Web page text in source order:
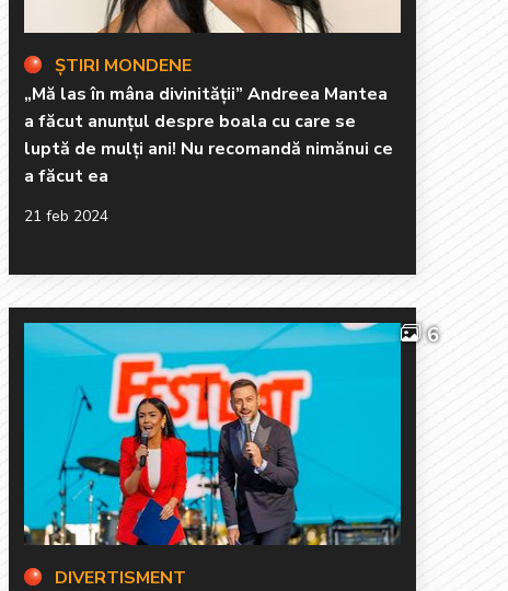
ȘTIRI MONDENE
„Mă las în mâna divinității” Andreea Mantea
a făcut anunțul despre boala cu care se
luptă de mulți ani! Nu recomandă nimănui ce
a făcut ea
21 feb 2024
6
DIVERTISMENT